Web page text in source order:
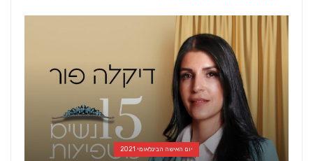
7 בלוק - מגזין סופ"ש